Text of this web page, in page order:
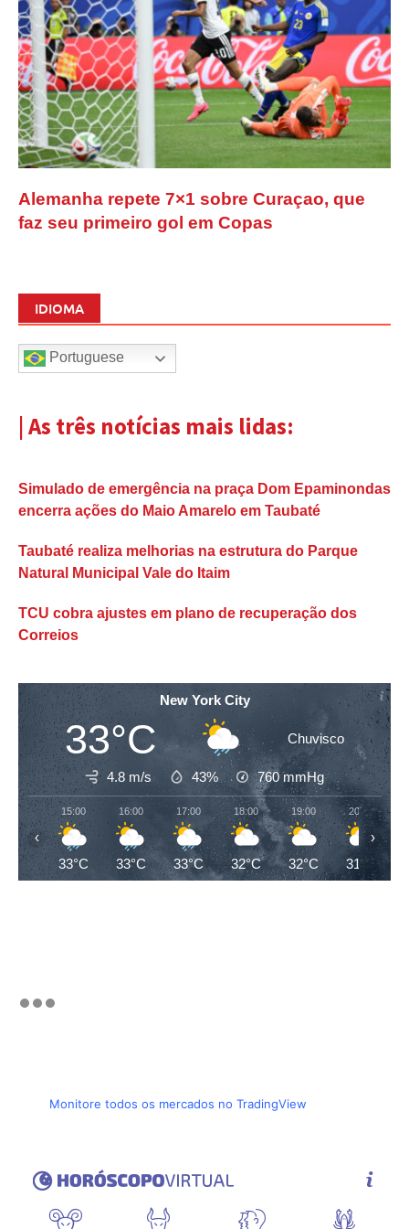
Alemanha repete 7×1 sobre Curaçao, que
faz seu primeiro gol em Copas
IDIOMA
Portuguese
| As três notícias mais lidas:
Simulado de emergência na praça Dom Epaminondas
encerra ações do Maio Amarelo em Taubaté
Taubaté realiza melhorias na estrutura do Parque
Natural Municipal Vale do Itaim
TCU cobra ajustes em plano de recuperação dos
Correios
New York City
33°C Chuvisco
4.8 m/s 43% 760mmHg
15:00
33°C
16:00
33°C
17:00
33°C
18:00
32°C
19:00
32°C
20:00
31°C
‹ ›
Monitore todos os mercados no TradingView